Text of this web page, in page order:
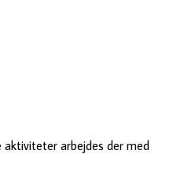
arbejdes der med